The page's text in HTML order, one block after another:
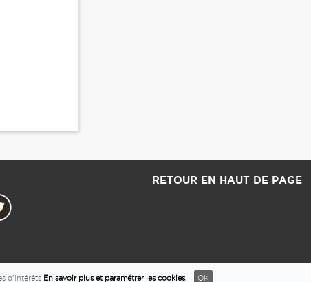
RETOUR EN HAUT DE PAGE
d'intérêts En savoir plus et paramétrer les cookies. OK